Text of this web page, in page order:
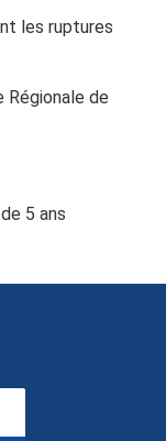
les ruptures
Régionale de
5 ans